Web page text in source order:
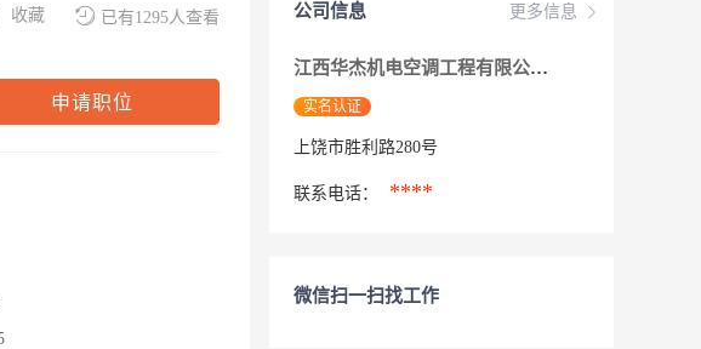
已有1295人查看
收藏
申请职位
更多信息
公司信息
江西华杰机电空调工程有限公司
实名认证
上饶市胜利路280号
联系电话： ****
微信扫一扫找工作